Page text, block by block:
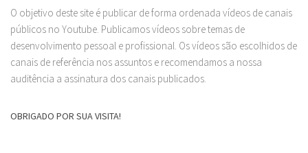
O objetivo deste site é publicar de forma ordenada vídeos de canais
públicos no Youtube. Publicamos vídeos sobre temas de
desenvolvimento pessoal e profissional. Os vídeos são escolhidos de
canais de referência nos assuntos e recomendamos a nossa
auditência a assinatura dos canais publicados.
OBRIGADO POR SUA VISITA!